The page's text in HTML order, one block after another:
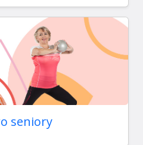
seniory